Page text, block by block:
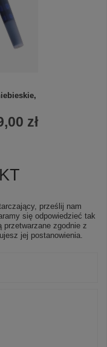
zł
prześlij nam
się odpowiedzieć tak
przetwarzane zgodnie z
jej postanowienia.